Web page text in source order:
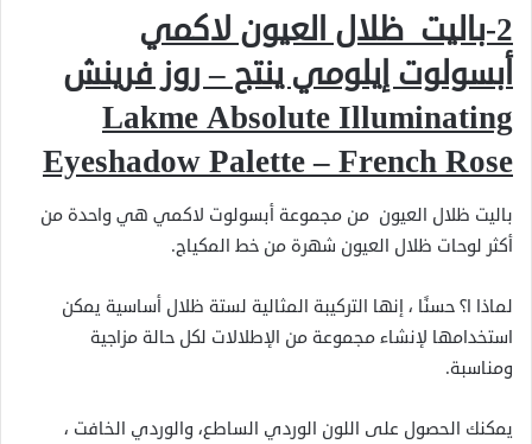
2-باليت ظلال العيون لاكمي
أبسولوت إيلومي ينتج – روز فرينش
Lakme Absolute Illuminating
Eyeshadow Palette – French Rose
باليت ظلال العيون من مجموعة أبسولوت لاكمي هي واحدة من
أكثر لوحات ظلال العيون شهرة من خط المكياج.
لماذا ا؟ حسنًا ، إنها التركيبة المثالية لستة ظلال أساسية يمكن
استخدامها لإنشاء مجموعة من الإطلالات لكل حالة مزاجية
ومناسبة.
يمكنك الحصول على اللون الوردي الساطع، والوردي الخافت ،